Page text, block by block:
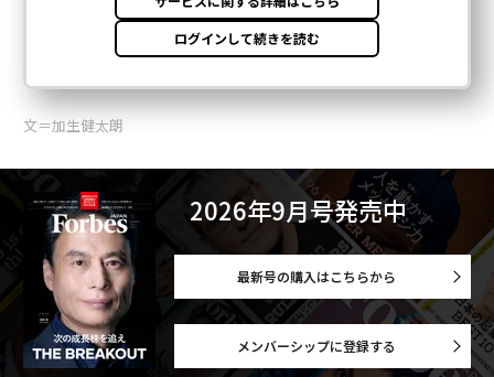
文＝加生健太朗
2026年9月号発売中
最新号の購入はこちらから
メンバーシップに登録する